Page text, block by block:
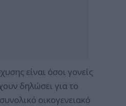
είναι όσοι γονείς
δηλώσει για το
οικογενειακό